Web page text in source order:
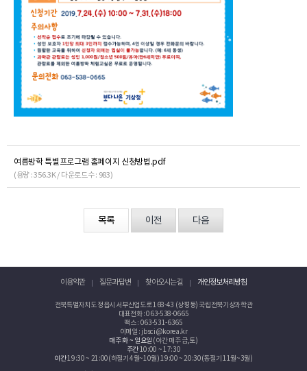
여름방학 특별프로그램 홈페이지 신청방법.pdf
(용량 : 356.3K / 다운로드수 : 983)
목록 이전 다음
이용약관 질문과 답변 찾아오시는 길 개인정보처리방침
전북특별자치도 정읍시 서부산업도로 168-43 (상평동) 국립전북기상과학관
대표전화 : 063-538-0665
팩스 : 063-531-6365
이메일 : jbsci@korea.kr
매주 화 ~ 일요일 (야간 매주 금,토)
주간10:00 ~ 17:30
야간19:30 ~ 21:00(하절기 4월~10월) 19:00 ~ 20:30(동절기 11월~3월)